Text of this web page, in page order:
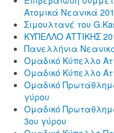
Ατομικά Νεανικά
Σιμουλτανέ του
ΚΥΠΕΛΛΟ ΑΤΤΙΚΗΣ
Πανελλήνια
Ομαδικό Κύπελλο
Ομαδικό Κύπελλο
Ομαδικό
γύρου
Ομαδικό
3ου γύρου